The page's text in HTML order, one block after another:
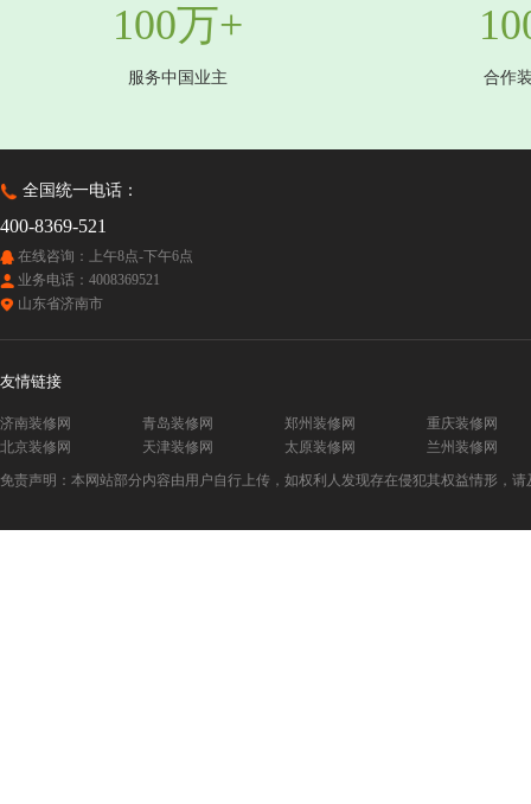
100万+
服务中国业主 合作
全国统一电话：
400-8369-521
在线咨询：上午8点-下午6点
业务电话：4008369521
山东省济南市
友情链接
济南装修网 青岛装修网 郑州装修网
重庆装修网
北京装修网
天津装修网 太原装修网
兰州装修网
免责声明：本网站部分内容由用户自行上传，如权利人发现存在侵犯其权益情形，